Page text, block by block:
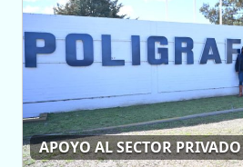
APOYO AL SECTOR PRIVADO